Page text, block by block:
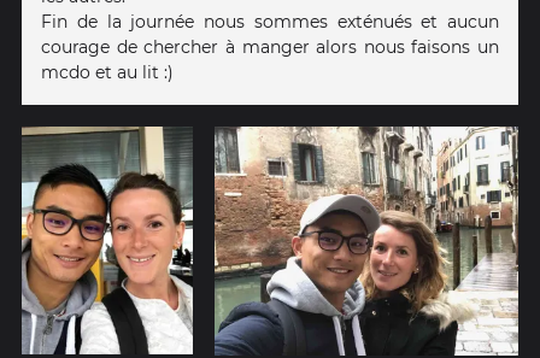
Fin de la journée nous sommes exténués et aucun
courage de chercher à manger alors nous faisons un
mcdo et au lit :)